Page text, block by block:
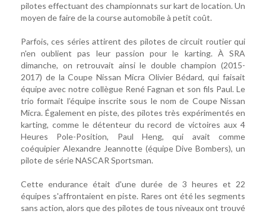
pilotes effectuant des championnats sur kart de location. Un
moyen de faire de la course automobile à petit coût.
Parfois, ces séries attirent des pilotes de circuit routier qui
n'en oublient pas leur passion pour le karting. À SRA
dimanche, on retrouvait ainsi le double champion (2015-
2017) de la Coupe Nissan Micra Olivier Bédard, qui faisait
équipe avec notre collègue René Fagnan et son fils Paul. Le
trio formait l’équipe inscrite sous le nom de Coupe Nissan
Micra. Également en piste, des pilotes très expérimentés en
karting, comme le détenteur du record de victoires aux 4
Heures Pole-Position, Paul Heng, qui avait comme
coéquipier Alexandre Jeannotte (équipe Dive Bombers), un
pilote de série NASCAR Sportsman.
Cette endurance était d'une durée de 3 heures et 22
équipes s'affrontaient en piste. Rares ont été les segments
sans action, alors que des pilotes de tous niveaux ont trouvé